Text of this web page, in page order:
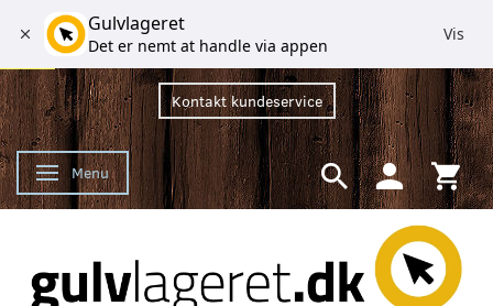
Kontakt kundeservice
Skifte navigation
Menu
Gulvlageret
Det er nemt at handle via appen
Vis